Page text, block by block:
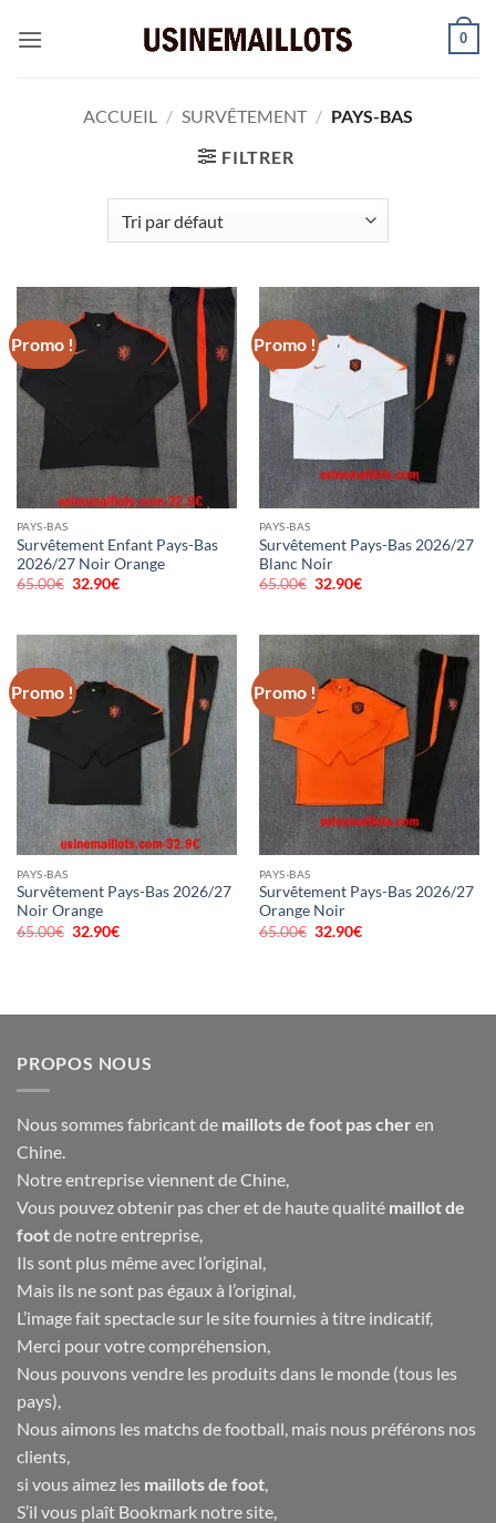
0
ACCUEIL / SURVÊTEMENT / PAYS-BAS
FILTRER
Promo !
PAYS-BAS
Survêtement Enfant Pays-Bas
2026/27 Noir Orange
65.00€ Le
65.00€.
32.90€Le
32.90€.
Promo !
PAYS-BAS
Survêtement Pays-Bas 2026/27
Blanc Noir
65.00€ Le
65.00€.
32.90€Le
32.90€.
Promo !
PAYS-BAS
Survêtement Pays-Bas 2026/27
Noir Orange
65.00€ Le
32.90€Le
Promo !
PAYS-BAS
Survêtement Pays-Bas 2026/27
Orange Noir
65.00€ Le
32.90€Le
PROPOS NOUS
Nous sommes fabricant de maillots de foot pas cher en
Chine.
Notre entreprise viennent de Chine,
Vous pouvez obtenir pas cher et de haute qualité maillot de
footde notre entreprise,
Ils sont plus même avec l’original,
Mais ils ne sont pas égaux à l’original,
L’image fait spectacle sur le site fournies à titre indicatif,
Merci pour votre compréhension,
Nous pouvons vendre les produits dans le monde (tous les
pays),
Nous aimons les matchs de football, mais nous préférons nos
clients,
si vous aimez les maillots de foot,
S’il vous plaît Bookmark notre site,